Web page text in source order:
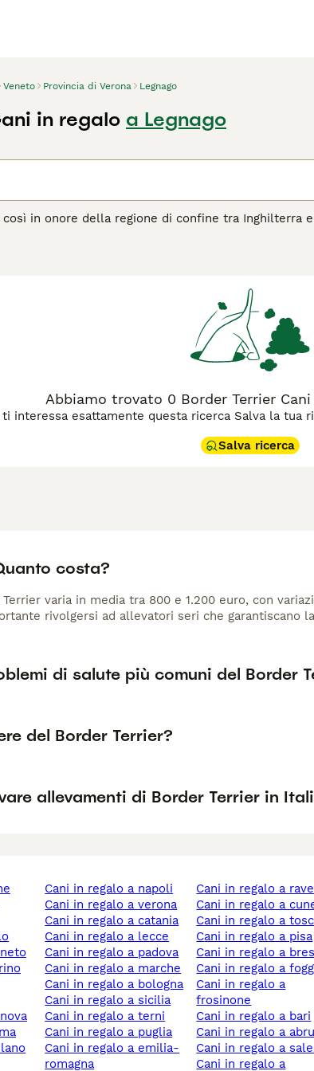
Veneto Provincia di Verona Legnago
in regalo a Legnago
in onore della regione di confine tra Inghilterra
come rosso, grigio e marrone, blu e marrone, o
così perfettamente alla vita familiare. Essendo
e mantenersi in salute. Nonostante la loro piccola
sicuro è essenziale per loro. Leggi la nostra
Abbiamo trovato 0 Border Terrier
ti interessa esattamente questa ricerca Salva la tua
Salva ricerca
costa?
varia in media tra 800 e 1.200 euro, con
rivolgersi ad allevatori seri che garantiscano
di salute più comuni del Border
del Border Terrier?
allevamenti di Border Terrier in
cani in regalo a napoli
cani in regalo a verona
cani in regalo a catania
cani in regalo a lecce
cani in regalo a padova
cani in regalo a marche
cani in regalo a bologna
cani in regalo a sicilia
cani in regalo a terni
cani in regalo a puglia
cani in regalo a emilia-
romagna
cani in regalo a
cani in regalo a
cani in regalo a
cani in regalo a pisa
cani in regalo a
cani in regalo a
cani in regalo a
frosinone
cani in regalo a bari
cani in regalo a
cani in regalo a
cani in regalo a